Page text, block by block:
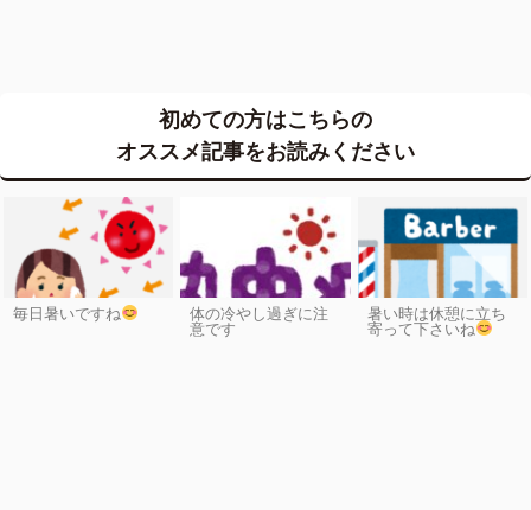
初めての方はこちらの
オススメ記事をお読みください
毎日暑いですね 体の冷やし過ぎに注
意です
暑い時は休憩に立ち
寄って下さいね